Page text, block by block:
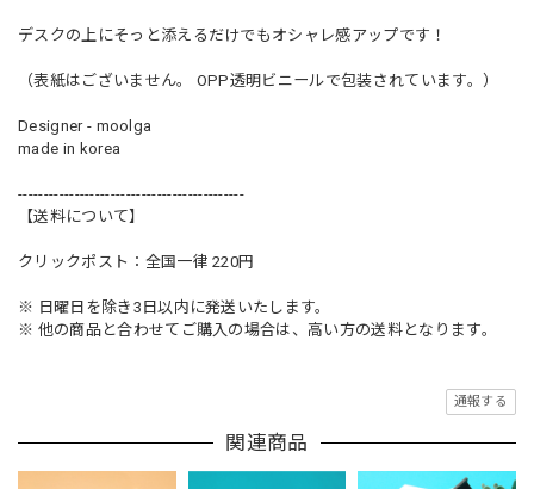
デスクの上にそっと添えるだけでもオシャレ感アップです！
（表紙はございません。 OPP透明ビニールで包装されています。）
Designer - moolga
made in korea
--------------------------------------------
【送料について】
クリックポスト：全国一律 220円
※ 日曜日を除き3日以内に発送いたします。
※ 他の商品と合わせてご購入の場合は、高い方の送料となります。
通報する
関連商品